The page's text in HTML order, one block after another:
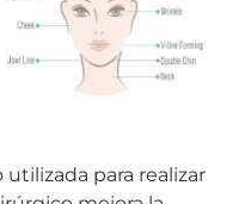
para realizar